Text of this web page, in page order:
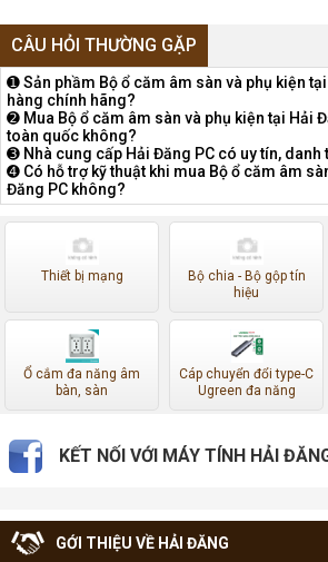
CÂU HỎI THƯỜNG GẶP
➊ Sản phầm Bộ ổ căm âm sàn và phụ kiện
hàng chính hãng?
➋ Mua Bộ ổ căm âm sàn và phụ kiện tại Hải
toàn quốc không?
➌ Nhà cung cấp Hải Đăng PC có uy tín, danh
➍ Có hỗ trợ kỹ thuật khi mua Bộ ổ căm âm
Đăng PC không?
Thiết bị mạng
Bộ chia - Bộ gộp tín
hiệu
Ổ cắm đa năng âm
bàn, sàn
Cáp chuyển đổi type-C
Ugreen đa năng
KẾT NỐI VỚI MÁY TÍNH HẢI
GỚI THIỆU VỀ HẢI ĐĂNG